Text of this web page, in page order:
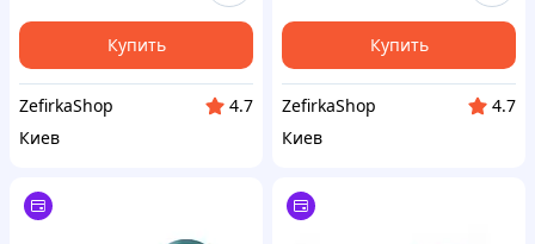
Купить
ZefirkaShop
4.7
Киев
Купить
ZefirkaShop
4.7
Киев